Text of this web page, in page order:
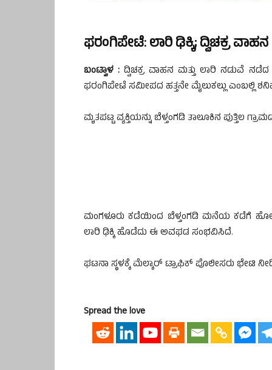
ಫರಂಗಿಪೇಟೆ: ಲಾರಿ ಢಿಕ್ಕಿ; ದ್ವಿಚಕ್ರ
ಬಂಟ್ವಾಳ : ದ್ವಿಚಕ್ರ ವಾಹನ ಮತ್ತು ಲಾರಿ ನಡುವೆ
ಫರಂಗಿಪೇಟೆ ಸಮೀಪದ ಹತ್ತನೇ ಮೈಲುಕಲ್ಲು ಎಂಬಲ್ಲಿ
ಮೃತಪಟ್ಟ ವ್ಯಕ್ತಿಯನ್ನು ಬೆಳ್ತಂಗಡಿ ತಾಲೂಕಿನ ಪುತ್ತಿಲ
ಮಂಗಳೂರು ಕಡೆಯಿಂದ ಬೆಳ್ತಂಗಡಿ ಮನೆಯ ಕಡೆಗೆ
ಲಾರಿ ಢಿಕ್ಕಿ ಹೊಡೆದು ಈ ಅವಘಡ ಸಂಭವಿಸಿದೆ.
ಘಟನಾ ಸ್ಥಳಕ್ಕೆ ಮೆಲ್ಕಾರ್ ಟ್ರಾಫಿಕ್ ಪೊಲೀಸರು ಭೇಟಿ
Spread the love